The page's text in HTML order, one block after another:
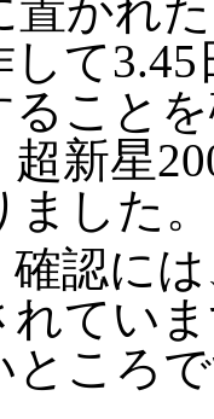
置かれ
して
ること
新星
した。
確認に
れてい
ところ